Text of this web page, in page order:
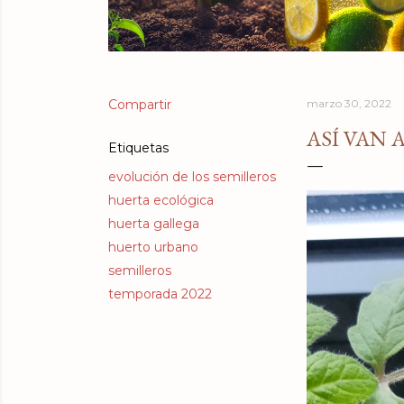
Compartir
Etiquetas
evolución de los semilleros
huerta ecológica
huerta gallega
huerto urbano
semilleros
temporada 2022
marzo 30, 2022
ASÍ VAN